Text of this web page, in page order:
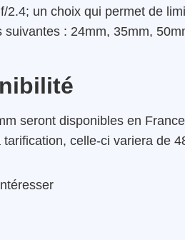
2.4; un choix qui permet de
suivantes : 24mm, 35mm,
seront disponibles en
celle-ci variera de